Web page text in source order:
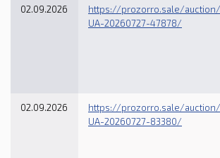
02.09.2026
https://prozorro.sale/auction/
UA-20260727-47878/
02.09.2026
https://prozorro.sale/auction/
UA-20260727-83380/